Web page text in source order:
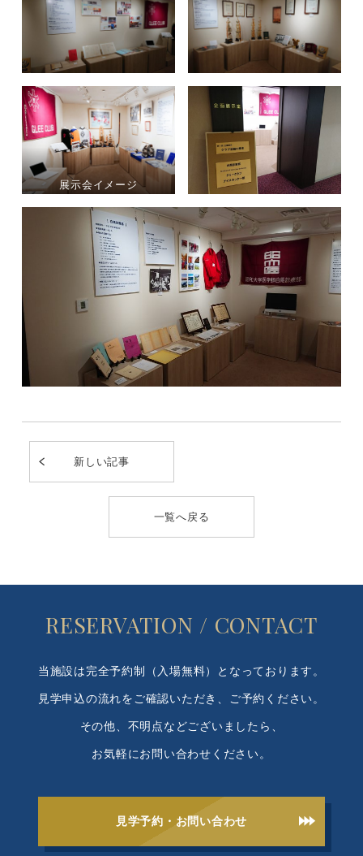
展示会イメージ
新しい記事
一覧へ戻る
RESERVATION / CONTACT
当施設は完全予約制（入場無料）となっております。
見学申込の流れをご確認いただき、ご予約ください。
その他、不明点などございましたら、
お気軽にお問い合わせください。
見学予約・お問い合わせ